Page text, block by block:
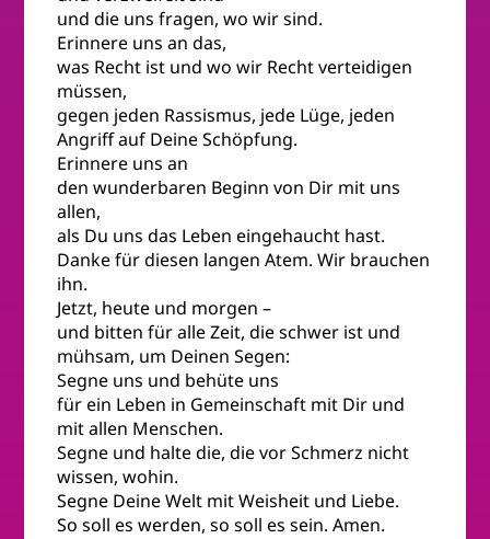
und die uns fragen, wo wir sind.
Erinnere uns an das,
was Recht ist und wo wir Recht verteidigen
müssen,
gegen jeden Rassismus, jede Lüge, jeden
Angriff auf Deine Schöpfung.
Erinnere uns an
den wunderbaren Beginn von Dir mit uns
allen,
als Du uns das Leben eingehaucht hast.
Danke für diesen langen Atem. Wir brauchen
ihn.
Jetzt, heute und morgen –
und bitten für alle Zeit, die schwer ist und
mühsam, um Deinen Segen:
Segne uns und behüte uns
für ein Leben in Gemeinschaft mit Dir und
mit allen Menschen.
Segne und halte die, die vor Schmerz nicht
wissen, wohin.
Segne Deine Welt mit Weisheit und Liebe.
So soll es werden, so soll es sein. Amen.